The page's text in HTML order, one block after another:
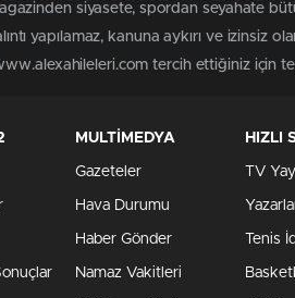
siyasete, spordan seyahate
yapılamaz, kanuna aykırı ve izinsiz
tercih ettiğiniz için
MULTİMEDYA
Gazeteler
Hava Durumu
Haber Gönder
Namaz Vakitleri
HIZLI
TV
Tenis